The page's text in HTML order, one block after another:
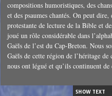
compositions humoristiques, des
et des psaumes chantés. On peut
protestante de lecture de la Bible et
joué un rôle considérable dans
Gaëls de l’est du Cap-Breton. Nous
Gaëls de cette région de l’héritage de
nous ont légué et qu’ils continuent
SHOW TEXT